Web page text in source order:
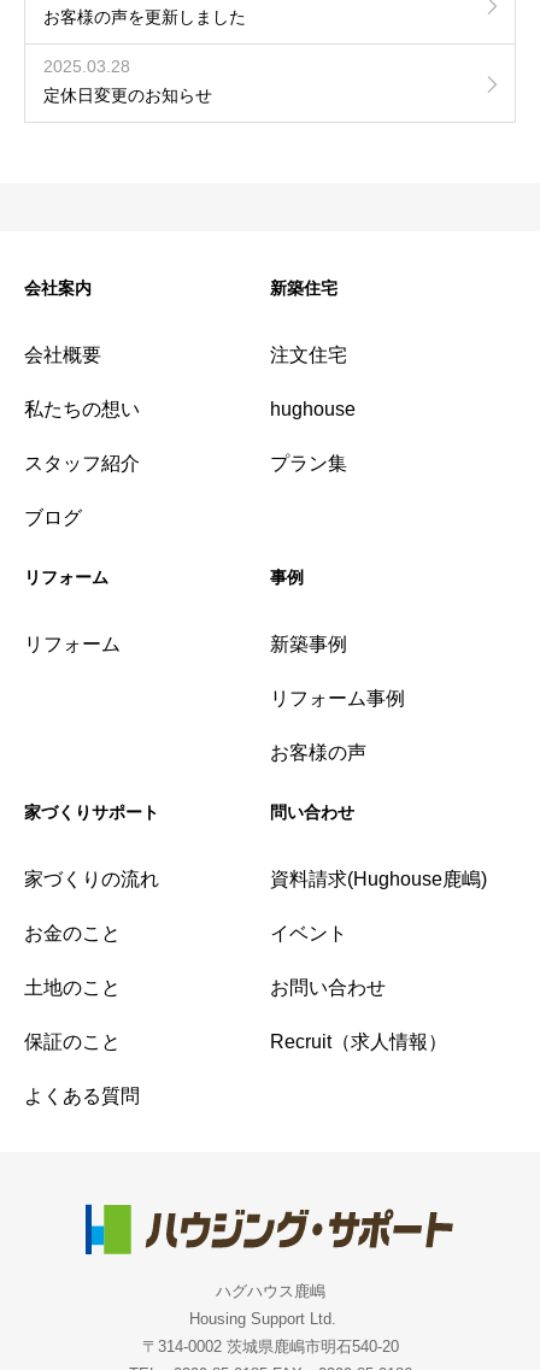
お客様の声を更新しました
2025.03.28
定休日変更のお知らせ
会社案内
会社概要
私たちの想い
スタッフ紹介
ブログ
新築住宅
注文住宅
hughouse
プラン集
リフォーム
リフォーム
事例
新築事例
リフォーム事例
お客様の声
家づくりサポート
家づくりの流れ
お金のこと
土地のこと
保証のこと
よくある質問
問い合わせ
資料請求(Hughouse鹿嶋)
イベント
お問い合わせ
Recruit（求人情報）
ハグハウス鹿嶋
Housing Support Ltd.
〒314-0002 茨城県鹿嶋市明石540-20